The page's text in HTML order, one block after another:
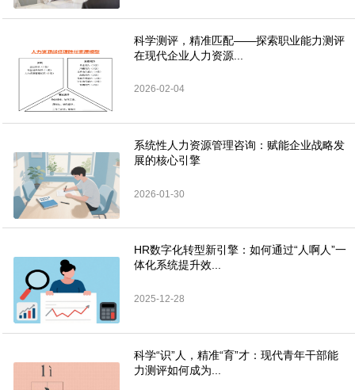
科学测评，精准匹配——探索职业能力测评
在现代企业人力资源...
2026-02-04
系统性人力资源管理咨询：赋能企业战略发
展的核心引擎
2026-01-30
HR数字化转型新引擎：如何通过“人啊人”一
体化系统提升效...
2025-12-28
科学“识”人，精准“育”才：现代青年干部能
力测评如何成为...